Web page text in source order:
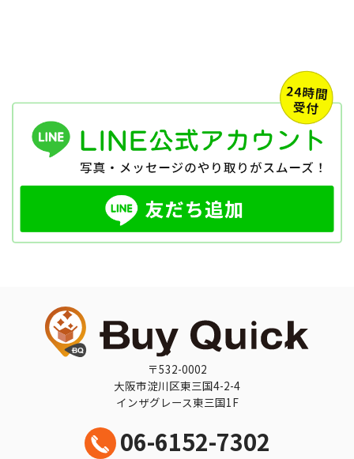
〒532-0002
大阪市淀川区東三国4-2-4
インザグレース東三国1F
06-6152-7302